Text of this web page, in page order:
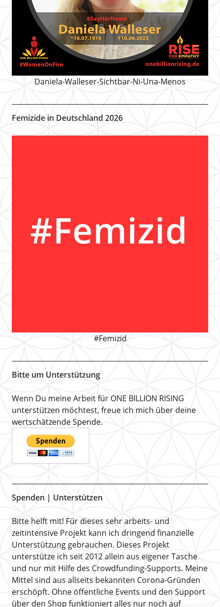
Daniela-Walleser-Sichtbar-Ni-Una-Menos
Femizide in Deutschland 2026
#Femizid
Bitte um Unterstützung
Wenn Du meine Arbeit für ONE BILLION RISING
unterstützen möchtest, freue ich mich über deine
wertschätzende Spende.
Spenden | Unterstützen
Bitte helft mit! Für dieses sehr arbeits- und
zeitintensive Projekt kann ich dringend finanzielle
Unterstützung gebrauchen. Dieses Projekt
unterstütze ich seit 2012 allein aus eigener Tasche
und nur mit Hilfe des Crowdfunding-Supports. Meine
Mittel sind aus allseits bekannten Corona-Gründen
erschöpft. Ohne öffentliche Events und den Support
über den Shop funktioniert alles nur noch auf